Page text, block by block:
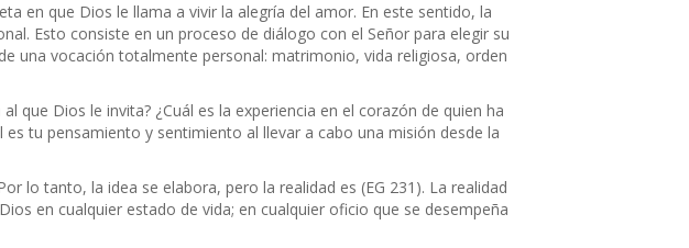
en que Dios le llama a vivir la alegría del amor. En este sentido, la
Esto consiste en un proceso de diálogo con el Señor para elegir su
una vocación totalmente personal: matrimonio, vida religiosa, orden
que Dios le invita? ¿Cuál es la experiencia en el corazón de quien ha
tu pensamiento y sentimiento al llevar a cabo una misión desde la
lo tanto, la idea se elabora, pero la realidad es (EG 231). La realidad
en cualquier estado de vida; en cualquier oficio que se desempeña